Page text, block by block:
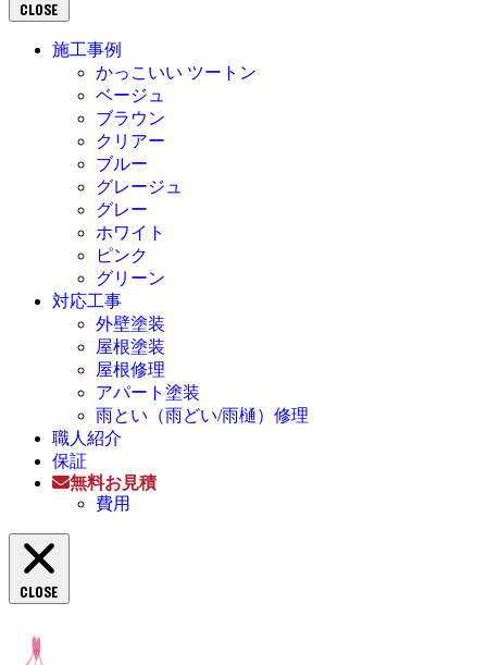
CLOSE
施工事例
かっこいい ツートン
ベージュ
ブラウン
クリアー
ブルー
グレージュ
グレー
ホワイト
ピンク
グリーン
対応工事
外壁塗装
屋根塗装
屋根修理
アパート塗装
雨とい（雨どい/雨樋）修理
職人紹介
保証
無料お見積
費用
CLOSE